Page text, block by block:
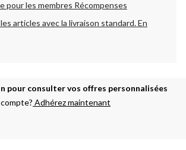
pour les membres Récompenses
articles avec la livraison standard.En
pour consulter vos offres personnalisées
Adhérez maintenant